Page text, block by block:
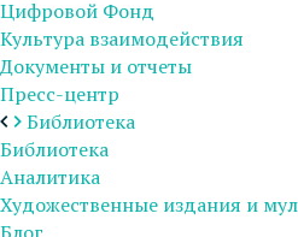
Цифровой Фонд
Культура взаимодействия
Документы и отчеты
Пресс-центр
Библиотека
Библиотека
Аналитика
Художественные издания и